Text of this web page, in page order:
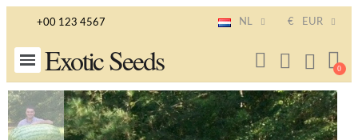
+00 123 4567 NL € EUR
Exotic Seeds